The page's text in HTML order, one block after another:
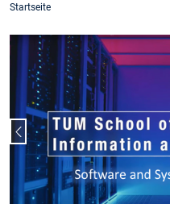
Startseite
Vorheriger Slide